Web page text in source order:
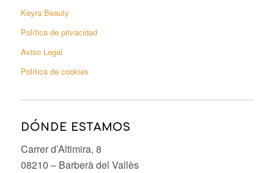
Keyra Beauty
Política de privacidad
Aviso Legal
Política de cookies
DÓNDE ESTAMOS
Carrer d’Altimira, 8
08210 – Barberà del Vallès